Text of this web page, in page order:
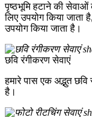
पृष्ठभूमि हटाने की सेवाओं
लिए उपयोग किया जाता
उपयोग किया जाता है।
छवि रंगीकरण सेवाएं
हमारे पास एक अद्भुत
है।